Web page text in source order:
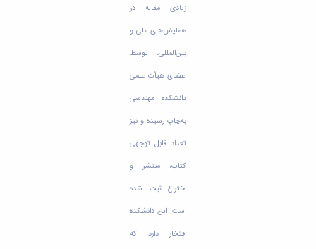
زیادی مقاله در
همایش‌های ملی و
بین‌المللی، توسط
اعضای هیأت علمی
دانشکده مهندسی
به‌چاپ رسیده و نیز
تعداد قابل توجهی
کتاب، منتشر و
اختراع ثبت شده
است. این دانشکده
افتخار دارد که